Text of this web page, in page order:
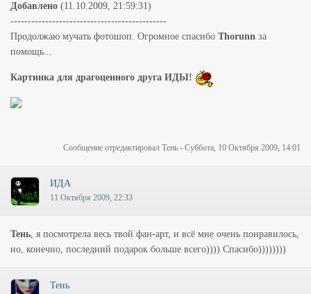
Добавлено (11.10.2009, 21:59:31)
---------------------------------------------
Продолжаю мучать фотошоп. Огромное спасибо Thorunn за
помощь...
Картинка для драгоценного друга ИДЫ!
Сообщение отредактировал Тень - Суббота, 10 Октября 2009, 14:01
ИДА
11 Октября 2009, 22:33
Тень, я посмотрела весь твой фан-арт, и всё мне очень понравилось,
но, конечно, последний подарок больше всего)))) Спасибо))))))))
Тень